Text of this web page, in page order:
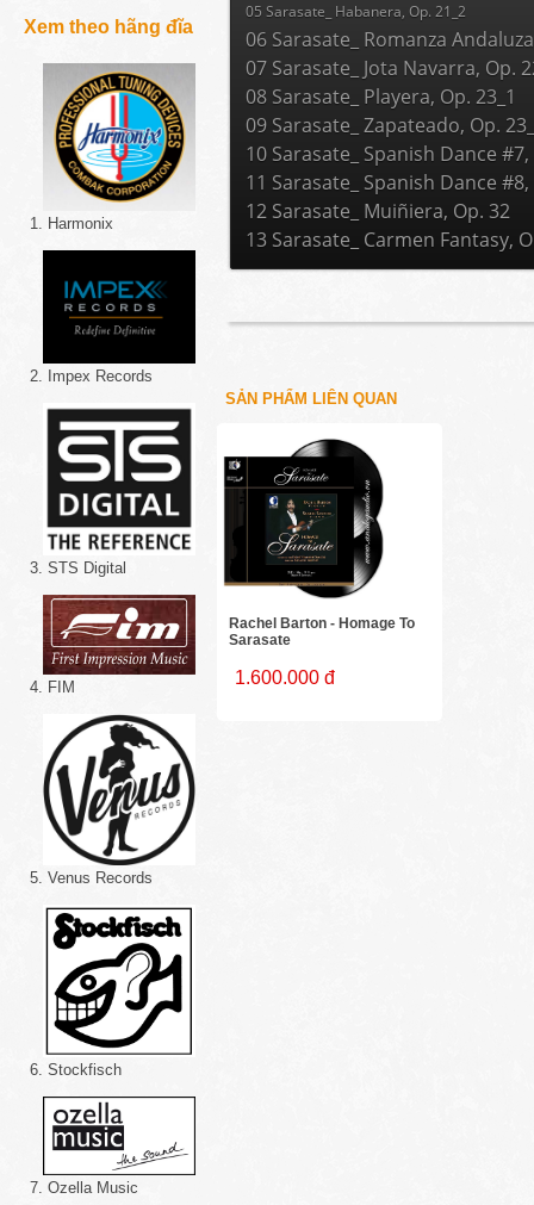
Xem theo hãng đĩa
1. Harmonix
2. Impex Records
3. STS Digital
4. FIM
5. Venus Records
6. Stockfisch
7. Ozella Music
05 Sarasate_ Habanera, Op. 21_2
06 Sarasate_ Romanza
07 Sarasate_ Jota Navarra, Op.
08 Sarasate_ Playera, Op. 23_1
09 Sarasate_ Zapateado, Op.
10 Sarasate_ Spanish Dance #7,
11 Sarasate_ Spanish Dance #8,
12 Sarasate_ Muiñiera, Op. 32
13 Sarasate_ Carmen Fantasy,
SẢN PHẨM LIÊN QUAN
Rachel Barton - Homage To
Sarasate
1.600.000 đ